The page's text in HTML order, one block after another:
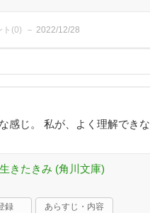
ト(0) 2022/12/28
感じ。 私が、よく理解でき
きたきみ (角川文庫)
録 あらすじ・内容